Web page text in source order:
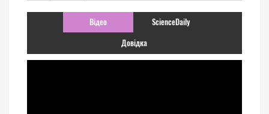
Відео ScienceDaily
Довідка